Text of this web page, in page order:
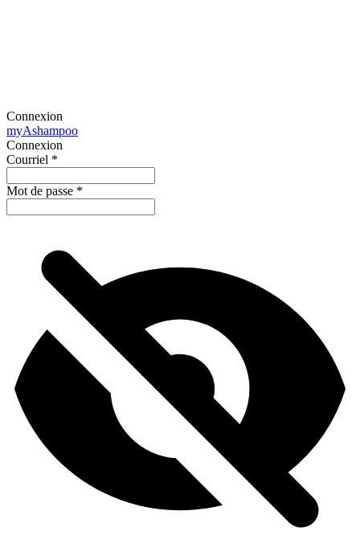
Connexion
myAshampoo
Connexion
Courriel *
Mot de passe *